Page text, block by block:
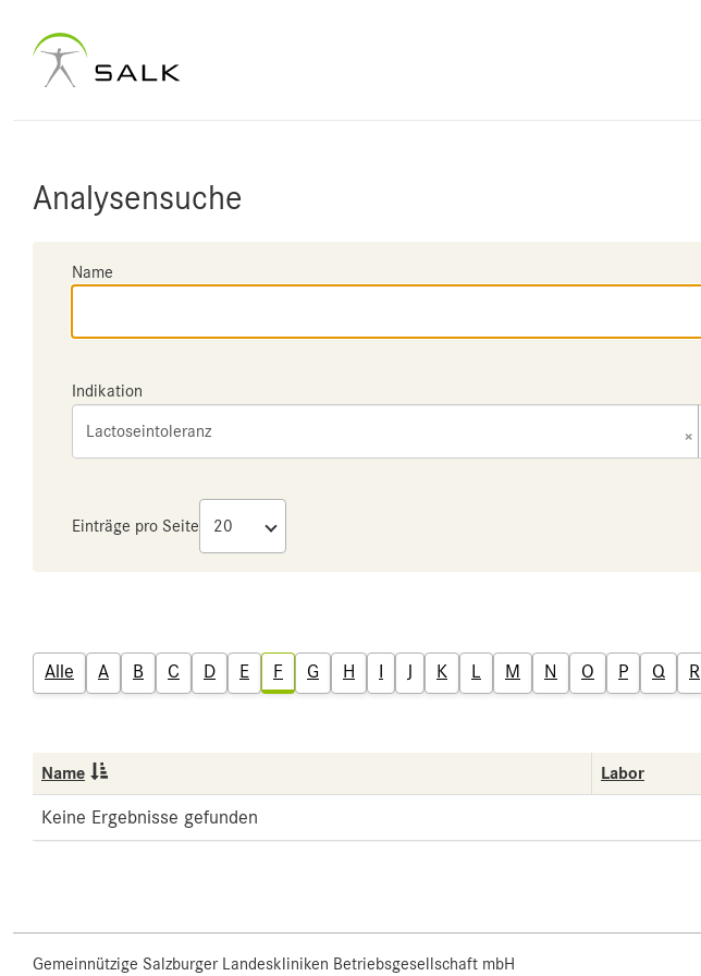
Analysensuche
Name
Indikation
×
Lactoseintoleranz
Einträge pro Seite
Alle A B C D E F G H I J K L M N O P Q R
Name Labor
Keine Ergebnisse gefunden
Gemeinnützige Salzburger Landeskliniken Betriebsgesellschaft mbH